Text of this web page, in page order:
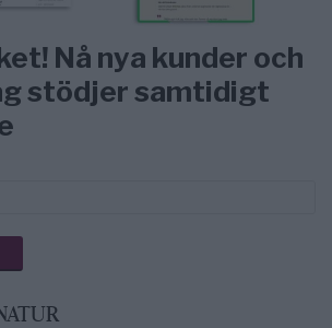
Nå nya kunder och
stödjer samtidigt